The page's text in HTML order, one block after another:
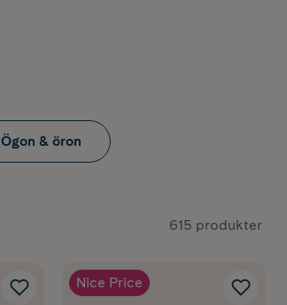
Ögon & öron
615 produkter
Nice Price